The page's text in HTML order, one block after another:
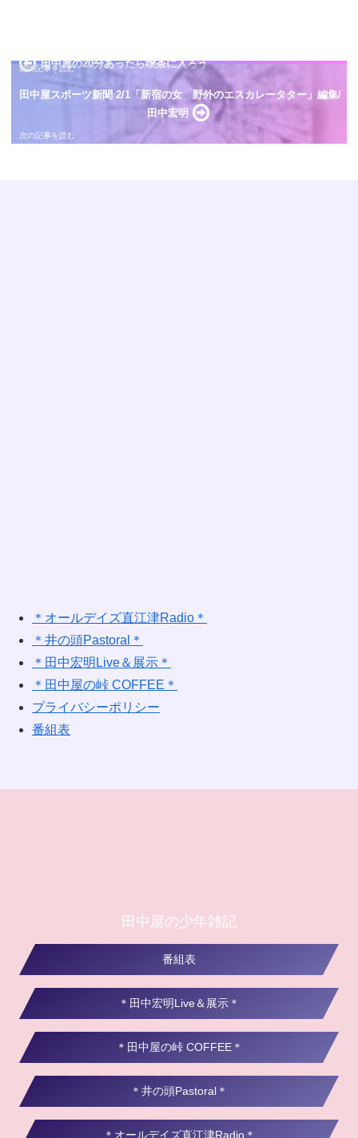
田中屋の20分あったら喫茶に入ろう
田中屋スポーツ新聞 2/1「新宿の女 野外のエスカレータター」編集/
田中宏明
＊オールデイズ直江津Radio＊
＊井の頭Pastoral＊
＊田中宏明Live＆展示＊
＊田中屋の峠 COFFEE＊
プライバシーポリシー
番組表
田中屋の少年雑記
番組表
＊田中宏明Live＆展示＊
＊田中屋の峠 COFFEE＊
＊井の頭Pastoral＊
＊オールデイズ直江津Radio＊